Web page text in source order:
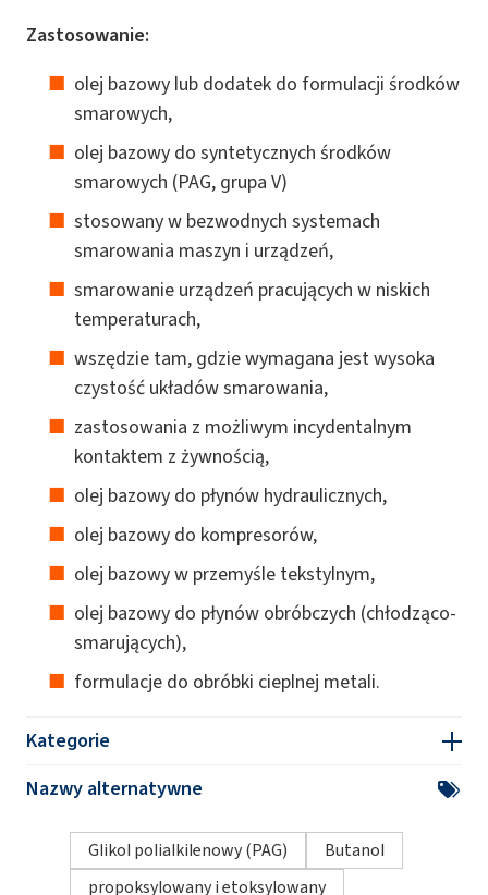
Zastosowanie:
olej bazowy lub dodatek do formulacji środków
smarowych,
olej bazowy do syntetycznych środków
smarowych (PAG, grupa V)
stosowany w bezwodnych systemach
smarowania maszyn i urządzeń,
smarowanie urządzeń pracujących w niskich
temperaturach,
wszędzie tam, gdzie wymagana jest wysoka
czystość układów smarowania,
zastosowania z możliwym incydentalnym
kontaktem z żywnością,
olej bazowy do płynów hydraulicznych,
olej bazowy do kompresorów,
olej bazowy w przemyśle tekstylnym,
olej bazowy do płynów obróbczych (chłodząco-
smarujących),
formulacje do obróbki cieplnej metali.
Kategorie
Nazwy alternatywne
Glikol polialkilenowy (PAG)
Butanol
propoksylowany i etoksylowany